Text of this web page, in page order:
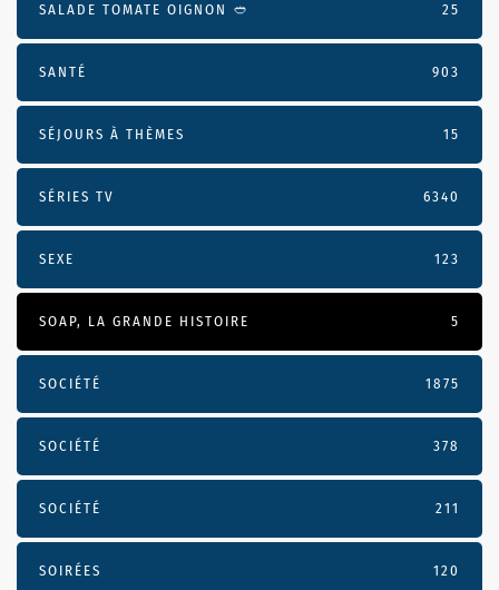
SALADE TOMATE OIGNON 🥙 25
SANTÉ 903
SÉJOURS À THÈMES 15
SÉRIES TV 6340
SEXE 123
SOAP, LA GRANDE HISTOIRE 5
SOCIÉTÉ 1875
SOCIÉTÉ 378
SOCIÉTÉ 211
SOIRÉES 120